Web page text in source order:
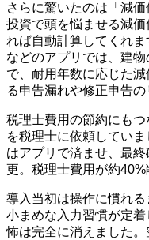
さらに驚いたのは「減
投資で頭を悩ませる減
れば自動計算してくれま
などのアプリでは、建
で、耐用年数に応じた
る申告漏れや修正申告
税理士費用の節約にも
を税理士に依頼してい
はアプリで済ませ、最
更。税理士費用が約40%
導入当初は操作に慣れ
小まめな入力習慣が定
怖は完全に消えました